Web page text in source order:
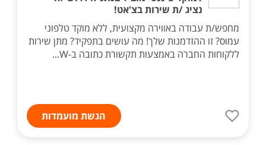
נציג /ת שירות בצ'אט!
מחפש/ת עבודה באווירה מקצועית, ללא מוקד טלפוני
עמוס? זו ההזדמנות שלך! מה עושים בתפקיד? מתן שירות
ללקוחות החברה באמצעות תקשורת כתובה ב-W...
הגשת מועמדות